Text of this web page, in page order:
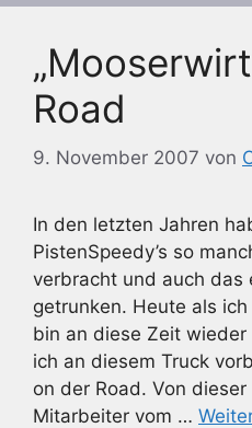
Road
9. November 2007 von
In den letzten Jahren
PistenSpeedy’s so
verbracht und auch das
getrunken. Heute als
bin an diese Zeit
ich an diesem Truck
on der Road. Von
Mitarbeiter vom …